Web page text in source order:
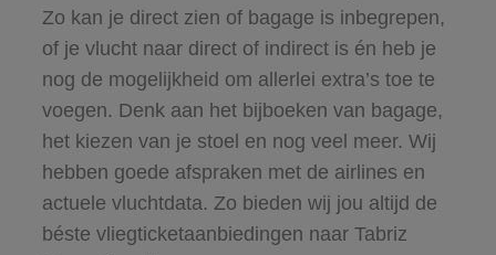
Zo kan je direct zien of bagage is inbegrepen,
of je vlucht naar direct of indirect is én heb je
nog de mogelijkheid om allerlei extra’s toe te
voegen. Denk aan het bijboeken van bagage,
het kiezen van je stoel en nog veel meer. Wij
hebben goede afspraken met de airlines en
actuele vluchtdata. Zo bieden wij jou altijd de
béste vliegticketaanbiedingen naar Tabriz